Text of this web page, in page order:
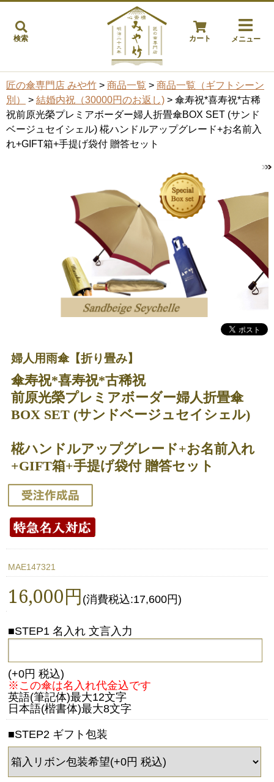
検索 カート メニュー
匠の傘専門店 みや竹 > 商品一覧 > 商品一覧（ギフトシーン
別）
> 結婚内祝（30000円のお返し) > 傘寿祝*喜寿祝*古稀
祝前原光榮プレミアボーダー婦人折畳傘BOX SET (サンド
ベージュセイシェル) 椛ハンドルアップグレード+お名前入
れ+GIFT箱+手提げ袋付 贈答セット
婦人用雨傘【折り畳み】
傘寿祝*喜寿祝*古稀祝
前原光榮プレミアボーダー婦人折畳傘
BOX SET (サンドベージュセイシェル)
椛ハンドルアップグレード+お名前入れ
+GIFT箱+手提げ袋付 贈答セット
MAE147321
16,000円 (消費税込:17,600円)
■STEP1 名入れ 文言入力
(+0円 税込)
※この傘は名入れ代金込です
英語(筆記体)最大12文字
日本語(楷書体)最大8文字
■STEP2 ギフト包装